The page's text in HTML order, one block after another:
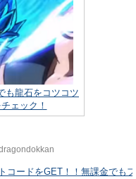
も龍石をコツコツ
ェック！
コードをGET！！無課金でも